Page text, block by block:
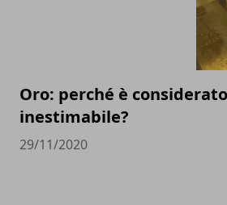
Oro: perché è
inestimabile?
29/11/2020